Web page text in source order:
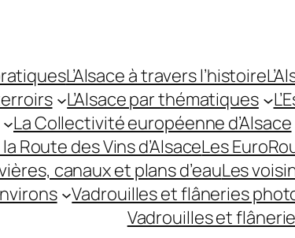
L’Alsace à travers l’histoire
L’Alsace par thématiques
La Collectivité européenne d’Alsace
Route des Vins d’AlsaceLes
canaux et plans d’eauLes
Vadrouilles et flâneries
Vadrouilles et